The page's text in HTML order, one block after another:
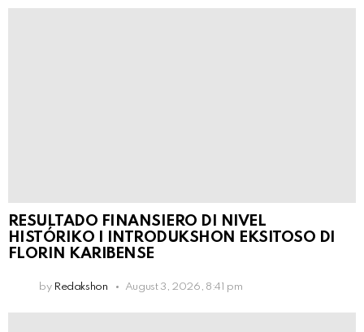
RESULTADO FINANSIERO DI NIVEL
HISTÓRIKO I INTRODUKSHON EKSITOSO DI
FLORIN KARIBENSE
by Redakshon August 3, 2026, 8:41 pm